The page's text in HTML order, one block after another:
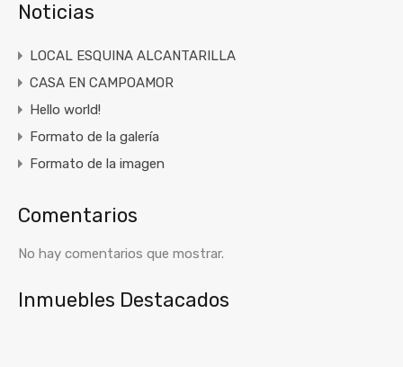
Noticias
LOCAL ESQUINA ALCANTARILLA
CASA EN CAMPOAMOR
Hello world!
Formato de la galería
Formato de la imagen
Comentarios
No hay comentarios que mostrar.
Inmuebles Destacados